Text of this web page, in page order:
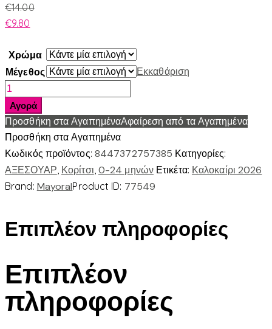
€14.00
€9.80
Χρώμα
Μέγεθος
Εκκαθάριση
Καπελο
αναστρεψιμο
ποσότητα
Αγορά
Προσθήκη στα ΑγαπημέναΑφαίρεση από τα Αγαπημένα
Προσθήκη στα Αγαπημένα
Κωδικός προϊόντος: 8447372757385 Κατηγορίες:
ΑΞΕΣΟΥΑΡ, Κορίτσι, 0-24 μηνών Ετικέτα: Καλοκαίρι 2026
Brand: MayoralProduct ID: 77549
Επιπλέον πληροφορίες
Επιπλέον
πληροφορίες